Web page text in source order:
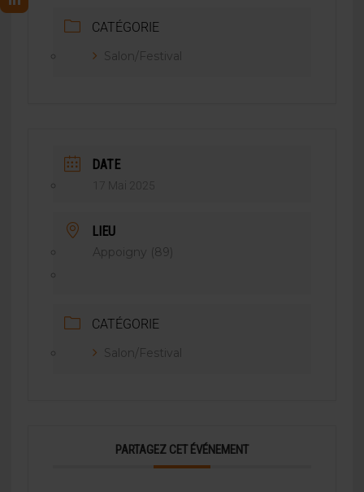
CATÉGORIE
Salon/Festival
DATE
17 Mai 2025
LIEU
Appoigny (89)
CATÉGORIE
Salon/Festival
PARTAGEZ CET ÉVÉNEMENT